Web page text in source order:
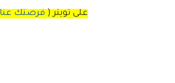
على تويتر( فرصتك عنا